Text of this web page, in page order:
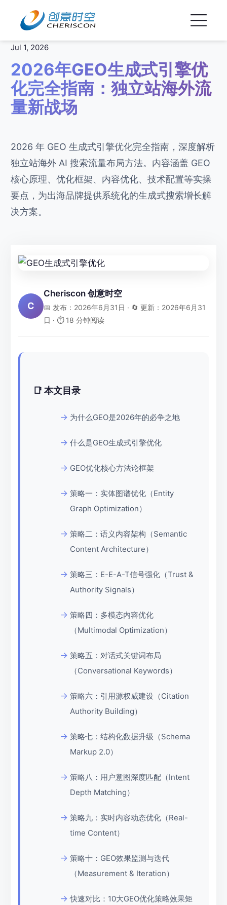
Jul 1, 2026
2026年GEO生成式引擎优
化完全指南：独立站海外流
量新战场
2026 年 GEO 生成式引擎优化完全指南，深度解析
独立站海外 AI 搜索流量布局方法。内容涵盖 GEO
核心原理、优化框架、内容优化、技术配置等实操
要点，为出海品牌提供系统化的生成式搜索增长解
决方案。
C
Cheriscon 创意时空
📅 发布：2026年6月31日 · 🔄 更新：2026年6月31
日 · ⏱ 18 分钟阅读
📑 本文目录
为什么GEO是2026年的必争之地
什么是GEO生成式引擎优化
GEO优化核心方法论框架
策略一：实体图谱优化（Entity
Graph Optimization）
策略二：语义内容架构（Semantic
Content Architecture）
策略三：E-E-A-T信号强化（Trust &
Authority Signals）
策略四：多模态内容优化
（Multimodal Optimization）
策略五：对话式关键词布局
（Conversational Keywords）
策略六：引用源权威建设（Citation
Authority Building）
策略七：结构化数据升级（Schema
Markup 2.0）
策略八：用户意图深度匹配（Intent
Depth Matching）
策略九：实时内容动态优化（Real-
time Content）
策略十：GEO效果监测与迭代
（Measurement & Iteration）
快速对比：10大GEO优化策略效果矩